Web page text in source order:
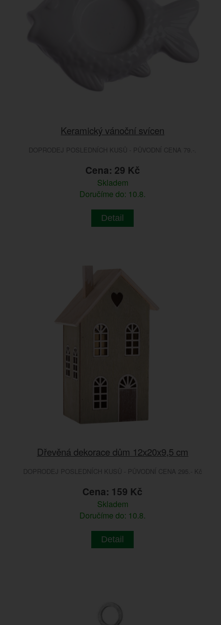
Keramický vánoční svícen
DOPRODEJ POSLEDNÍCH KUSŮ - PŮVODNÍ CENA 79.-.
Cena: 29 Kč
Skladem
Doručíme do: 10.8.
Detail
Dřevěná dekorace dům 12x20x9,5 cm
DOPRODEJ POSLEDNÍCH KUSŮ - PŮVODNÍ CENA 295.- Kč
Cena: 159 Kč
Skladem
Doručíme do: 10.8.
Detail